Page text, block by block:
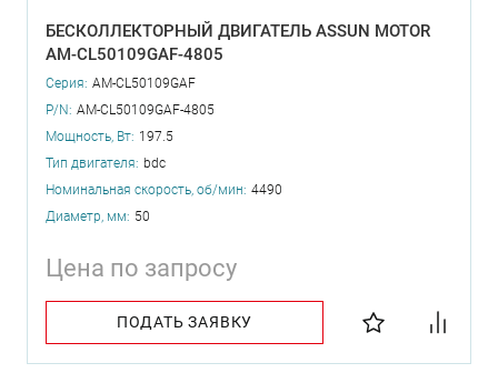
БЕСКОЛЛЕКТОРНЫЙ ДВИГАТЕЛЬ ASSUN MOTOR
AM-CL50109GAF-4805
Серия: AM-CL50109GAF
P/N: AM-CL50109GAF-4805
Мощность, Вт: 197.5
Тип двигателя: bdc
Номинальная скорость, об/мин: 4490
Диаметр, мм: 50
Цена по запросу
ПОДАТЬ ЗАЯВКУ